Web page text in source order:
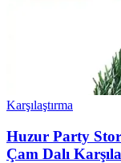
Karşılaştırma
Huzur Party
Çam Dalı